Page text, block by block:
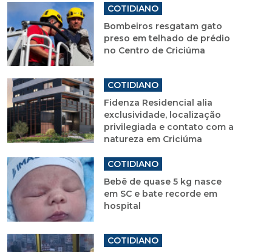
COTIDIANO
Bombeiros resgatam gato
preso em telhado de prédio
no Centro de Criciúma
COTIDIANO
Fidenza Residencial alia
exclusividade, localização
privilegiada e contato com a
natureza em Criciúma
COTIDIANO
Bebê de quase 5 kg nasce
em SC e bate recorde em
hospital
COTIDIANO